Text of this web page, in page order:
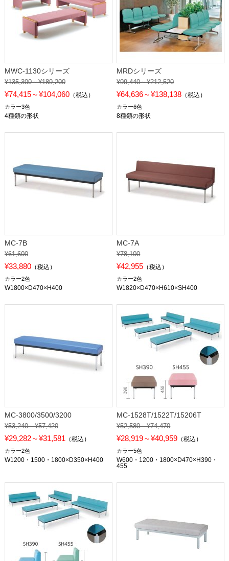
MWC-1130シリーズ
¥135,300～¥189,200
¥74,415～¥104,060（税込）
カラー3色
4種類の形状
MRDシリーズ
¥99,440～¥212,520
¥64,636～¥138,138 （税込）
カラー6色
8種類の形状
MC-7B
¥61,600
¥33,880（税込）
カラー2色
W1800×D470×H400
MC-7A
¥78,100
¥42,955 （税込）
カラー2色
W1820×D470×H610×SH400
MC-3800/3500/3200
¥53,240～¥57,420
¥29,282～¥31,581（税込）
カラー2色
W1200・1500・1800×D350×H400
MC-1528T/1522T/15206T
¥52,580～¥74,470
¥28,919～¥40,959 （税込）
カラー5色
W600・1200・1800×D470×H390・
455